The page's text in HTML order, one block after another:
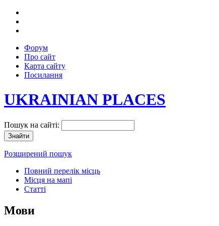
Форум
Про сайт
Карта сайту
Посилання
UKRAINIAN PLACES
Пошук на сайті:
Розширений пошук
Повний перелік місць
Місця на мапі
Статті
Мови